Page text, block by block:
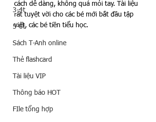
3-4t
5-6t
Sách T-Anh online
Thẻ flashcard
Tài liệu VIP
Thông báo HOT
FIle tổng hợp
cách dễ dàng, không quá mỏi tay. Tài liệu
rất tuyệt vời cho các bé mới bắt đầu tập
viết, các bé tiền tiểu học.